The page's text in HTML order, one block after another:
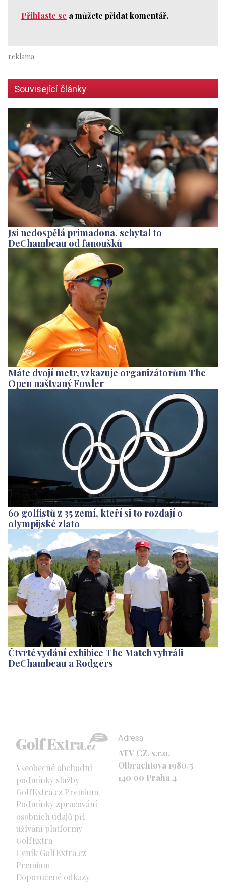
Přihlaste se a můžete přidat komentář.
Související články
Jsi nedospělá primadona, schytal to
DeChambeau od fanoušků
Máte dvojí metr, vzkazuje organizátorům The
Open naštvaný Fowler
60 golfistů z 35 zemí, kteří si to rozdají o
olympijské zlato
Čtvrté vydání exhibice The Match vyhráli
DeChambeau a Rodgers
Všeobecné obchodní
podmínky služby
GolfExtra.cz Premium
Podmínky zpracování
osobních údajů při
užívání platformy
GolfExtra
Ceník GolfExtra.cz
Premium
Doporučené odkazy
Adresa
ATV CZ, s.r.o.
Olbrachtova 1980/5
140 00 Praha 4